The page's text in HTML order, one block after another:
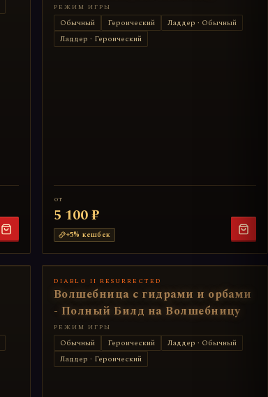
РЕЖИМ ИГРЫ
Обычный Героический
Ладдер · Обычный
Ладдер · Героический
от
5 100 ₽
+5% кешбек
DIABLO II RESURRECTED
Волшебница с гидрами и орбами
- Полный Билд на Волшебницу
РЕЖИМ ИГРЫ
Обычный Героический
Ладдер · Обычный
Ладдер · Героический